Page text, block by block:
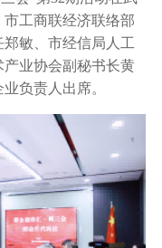
工商联经济联络部
敏、市经信局人工
业协会副秘书长黄
负责人出席。